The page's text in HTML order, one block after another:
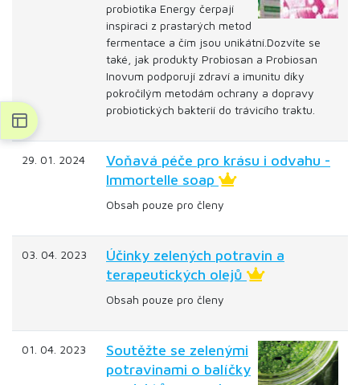
probiotika Energy čerpají
inspiraci z prastarých metod
fermentace a čím jsou unikátní.Dozvíte se
také, jak produkty Probiosan a Probiosan
Inovum podporují zdraví a imunitu díky
pokročilým metodám ochrany a dopravy
probiotických bakterií do trávicího traktu.
29. 01. 2024
Voňavá péče pro krásu i odvahu -
Immortelle soap
Obsah pouze pro členy
03. 04. 2023
Účinky zelených potravin a
terapeutických olejů
Obsah pouze pro členy
01. 04. 2023
Soutěžte se zelenými
potravinami o balíčky